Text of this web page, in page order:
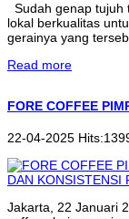
Sudah genap tujuh
lokal berkualitas
gerainya yang
Read more
FORE COFFEE
22-04-2025
Jakarta, 22 Januari